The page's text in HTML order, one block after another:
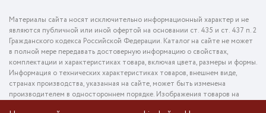
Материалы сайта носят исключительно информационный характер и не
являются публичной или иной офертой на основании ст. 435 и ст. 437 п. 2
Гражданского кодекса Российской Федерации. Каталог на сайте не может
в полной мере передавать достоверную информацию о свойствах,
комплектации и характеристиках товара, включая цвета, размеры и формы.
Информация о технических характеристиках товаров, внешнем виде,
странах производства, указанная на сайте, может быть изменена
производителем в одностороннем порядке. Изображения товаров на